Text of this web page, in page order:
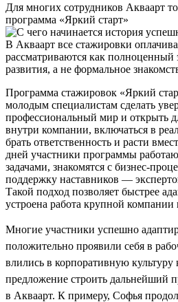
Для многих сотрудников Акваарт
программа «Яркий старт»
В Акваарт все стажировки
рассматриваются как полноценный
развития, а не формальное
Программа стажировок «Яркий
молодым специалистам сделать
профессиональный мир и открыть
внутри компании, включаться в
брать ответственность и расти
дней участники программы
задачами, знакомятся с бизнес-
поддержку наставников —
Такой подход позволяет быстрее
устроена работа крупной компании
Многие участники успешно
положительно проявили себя в
влились в корпоративную
предложение строить дальнейший
в Акваарт. К примеру, Софья